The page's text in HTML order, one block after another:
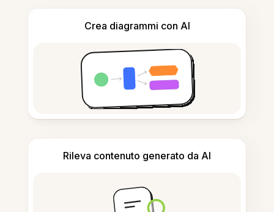
Crea diagrammi con AI
Rileva contenuto generato da AI